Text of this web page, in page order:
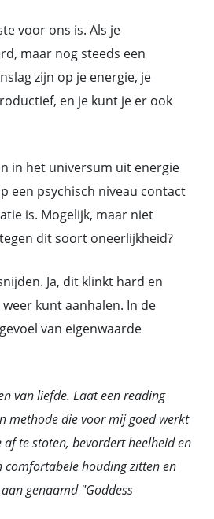
voor ons is. Als je
maar nog steeds een
zijn op je energie, je
en je kunt je er ook
in het universum uit energie
een psychisch niveau contact
is. Mogelijk, maar niet
dit soort oneerlijkheid?
Ja, dit klinkt hard en
kunt aanhalen. In de
van eigenwaarde
van liefde. Laat een reading
methode die voor mij goed werkt
te stoten, bevordert heelheid en
comfortabele houding zitten en
genaamd "Goddess